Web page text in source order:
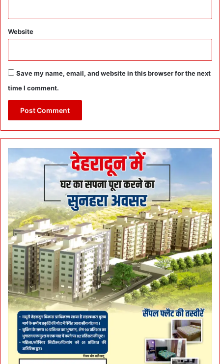
Website
Save my name, email, and website in this browser for the next
time I comment.